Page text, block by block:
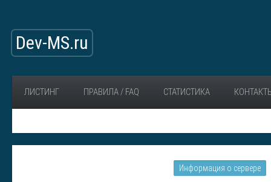
Dev-MS.ru
ЛИСТИНГ ПРАВИЛА / FAQ СТАТИСТИКА
Информация о сервере